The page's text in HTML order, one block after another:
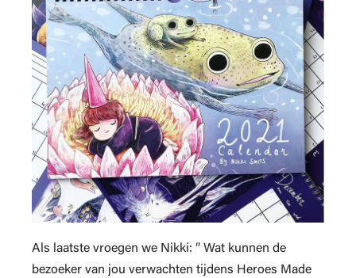
Als laatste vroegen we Nikki: ‘’ Wat kunnen de
bezoeker van jou verwachten tijdens Heroes Made